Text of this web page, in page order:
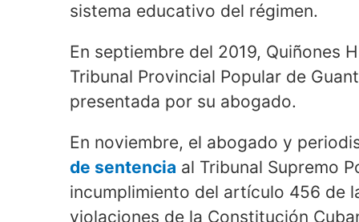
sistema educativo del régimen.
En septiembre del 2019, Quiñones
Tribunal Provincial Popular de
presentada por su abogado.
En noviembre, el abogado y
de sentencia al Tribunal Supremo
incumplimiento del artículo 456 de
violaciones de la Constitución